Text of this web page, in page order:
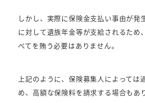
しかし、実際に保険金支払い事由が発
に対して遺族年金等が支給されるため
べてを賄う必要はありません。
上記のように、保険募集人によっては
め、高額な保険料を請求する場合もあ